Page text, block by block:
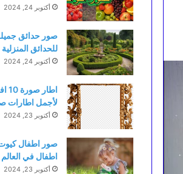
أكتوبر 24, 2024
صور حدائق
للحدائق
أكتوبر 24, 2024
لأجمل اطارات
أكتوبر 23, 2024
صور اطفال
اطفال في العالم
أكتوبر 23, 2024